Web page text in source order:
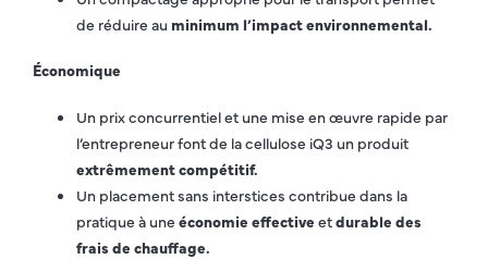
de réduire au minimum l’impact environnemental.
Économique
Un prix concurrentiel et une mise en œuvre rapide par
l’entrepreneur font de la cellulose iQ3 un produit
extrêmement compétitif.
Un placement sans interstices contribue dans la
pratique à une économie effective etdurable des
frais de chauffage.